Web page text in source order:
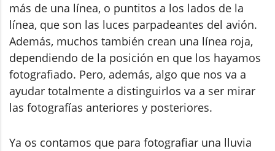
más de una línea, o puntitos a los lados de la
línea, que son las luces parpadeantes del avión.
Además, muchos también crean una línea roja,
dependiendo de la posición en que los hayamos
fotografiado. Pero, además, algo que nos va a
ayudar totalmente a distinguirlos va a ser mirar
las fotografías anteriores y posteriores.
Ya os contamos que para fotografiar una lluvia